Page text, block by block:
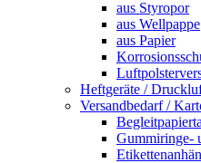
aus Styropor
aus Wellpappe
aus Papier
Heftgeräte /
Versandbedarf /
Gummiringe-